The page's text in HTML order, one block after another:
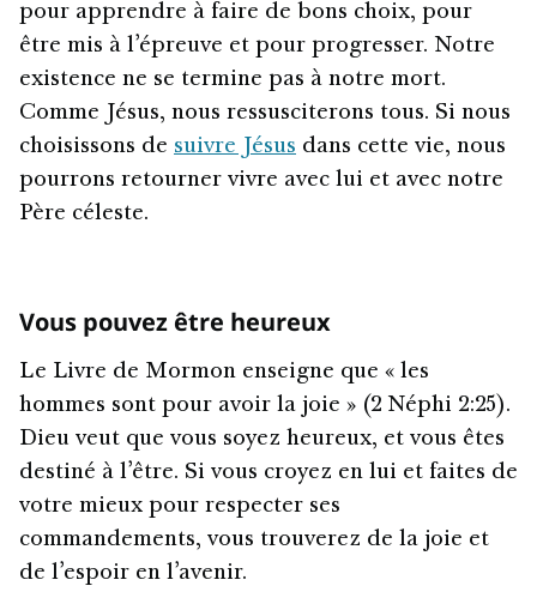
pour apprendre à faire de bons choix, pour
être mis à l’épreuve et pour progresser. Notre
existence ne se termine pas à notre mort.
Comme Jésus, nous ressusciterons tous. Si nous
choisissons de suivre Jésus dans cette vie, nous
pourrons retourner vivre avec lui et avec notre
Père céleste.
Vous pouvez être heureux
Le Livre de Mormon enseigne que « les
hommes sont pour avoir la joie » (2 Néphi 2:25).
Dieu veut que vous soyez heureux, et vous êtes
destiné à l’être. Si vous croyez en lui et faites de
votre mieux pour respecter ses
commandements, vous trouverez de la joie et
de l’espoir en l’avenir.